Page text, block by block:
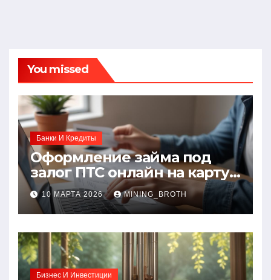
You missed
Банки И Кредиты
Оформление займа под
залог ПТС онлайн на карту
без визита в офис: порядок,
требования и документы
10 МАРТА 2026 MINING_BROTH
Бизнес И Инвестиции